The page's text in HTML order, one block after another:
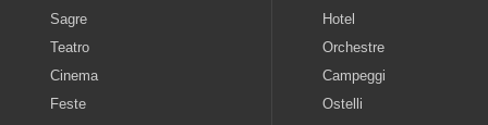
Sagre
Teatro
Cinema
Feste
Hotel
Orchestre
Campeggi
Ostelli